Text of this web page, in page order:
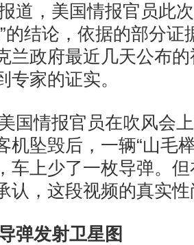
，美国情报官员此次
的结论，依据的部分
兰政府最近几天公布
专家的证实。
情报官员在吹风会上
机坠毁后，一辆“山毛
车上少了一枚导弹。
认，这段视频的真实
弹发射卫星图